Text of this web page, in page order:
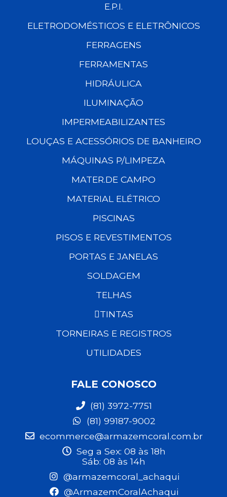
E.P.I.
ELETRODOMÉSTICOS E ELETRÔNICOS
FERRAGENS
FERRAMENTAS
HIDRÁULICA
ILUMINAÇÃO
IMPERMEABILIZANTES
LOUÇAS E ACESSÓRIOS DE BANHEIRO
MÁQUINAS P/LIMPEZA
MATER.DE CAMPO
MATERIAL ELÉTRICO
PISCINAS
PISOS E REVESTIMENTOS
PORTAS E JANELAS
SOLDAGEM
TELHAS
TINTAS
TORNEIRAS E REGISTROS
UTILIDADES
FALE CONOSCO
(81) 3972-7751
(81) 99187-9002
ecommerce@armazemcoral.com.br
Seg a Sex: 08 às 18h
Sáb: 08 às 14h
@armazemcoral_achaqui
@ArmazemCoralAchaqui